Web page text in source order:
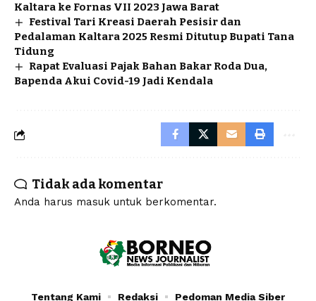
Kaltara ke Fornas VII 2023 Jawa Barat
Festival Tari Kreasi Daerah Pesisir dan
Pedalaman Kaltara 2025 Resmi Ditutup Bupati Tana
Tidung
Rapat Evaluasi Pajak Bahan Bakar Roda Dua,
Bapenda Akui Covid-19 Jadi Kendala
Tidak ada komentar
Anda harus masuk untuk berkomentar.
Tentang Kami Redaksi Pedoman Media Siber